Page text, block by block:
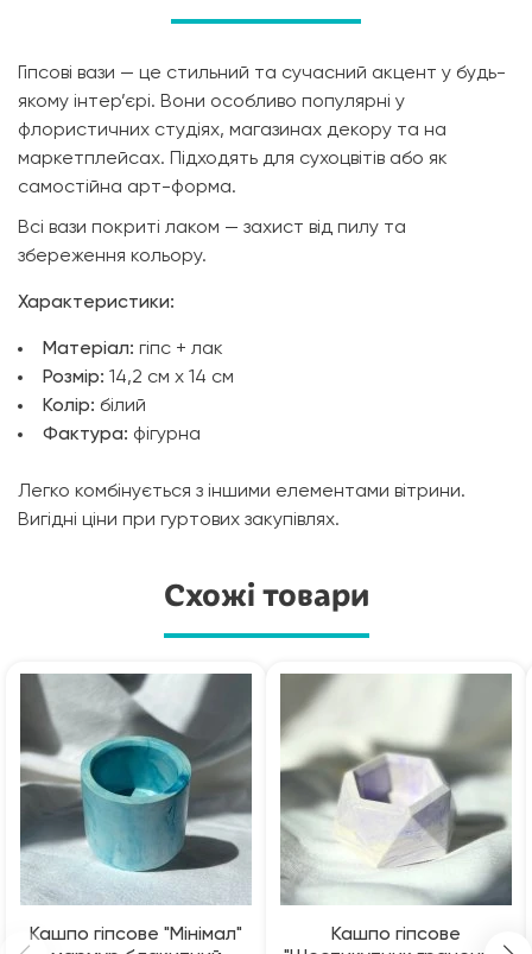
Гіпсові вази — це стильний та сучасний акцент у будь-
якому інтер’єрі. Вони особливо популярні у
флористичних студіях, магазинах декору та на
маркетплейсах. Підходять для сухоцвітів або як
самостійна арт-форма.
Всі вази покриті лаком — захист від пилу та
збереження кольору.
Характеристики:
Матеріал: гіпс + лак
Розмір: 14,2 см х 14 см
Колір: білий
Фактура: фігурна
Легко комбінується з іншими елементами вітрини.
Вигідні ціни при гуртових закупівлях.
Схожі товари
Кашпо гіпсове "Мінімал"
Кашпо гіпсове